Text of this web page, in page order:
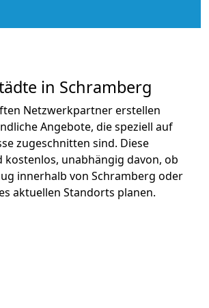
in Schramberg
Netzwerkpartner erstellen
Angebote, die speziell auf
zugeschnitten sind. Diese
kostenlos, unabhängig davon, ob
innerhalb von Schramberg oder
aktuellen Standorts planen.